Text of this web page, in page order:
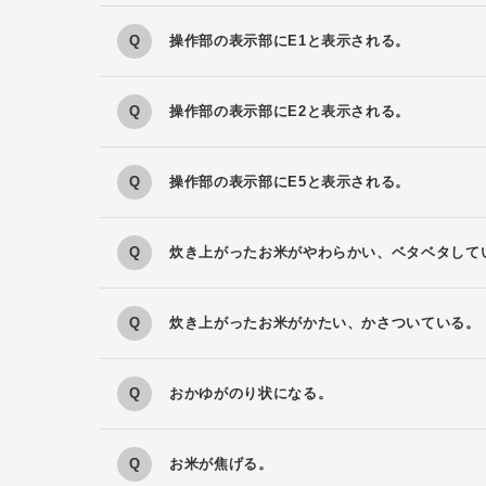
操作部の表示部にE1と表示される。
操作部の表示部にE2と表示される。
操作部の表示部にE5と表示される。
炊き上がったお米がやわらかい、ベタベタして
炊き上がったお米がかたい、かさついている。
おかゆがのり状になる。
お米が焦げる。